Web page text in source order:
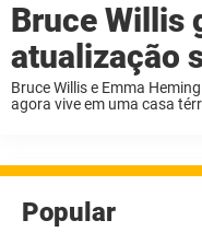
Bruce Willis
atualização
Bruce Willis e Emma
agora vive em uma casa
Popular